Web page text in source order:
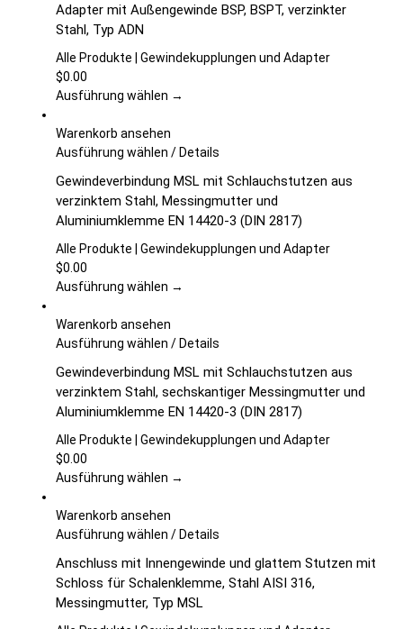
Produktseite
werden
weist
Varianten
Die
auf
Produktseite
gewählt
werden
Adapter mit Außengewinde BSP, BSPT, verzinkter
Stahl, Typ ADN
Alle Produkte | Gewindekupplungen und Adapter
$0.00
Ausführung wählen →
Warenkorb ansehen
Ausführung wählen Dieses
weist
mehrere
Varianten
auf.
Optionen
der
gewählt
werden
/Details
Gewindeverbindung MSL mit Schlauchstutzen aus
verzinktem Stahl, Messingmutter und
Aluminiumklemme EN 14420-3 (DIN 2817)
Alle Produkte | Gewindekupplungen und Adapter
$0.00
Ausführung wählen →
Warenkorb ansehen
Ausführung wählen Dieses
weist
mehrere
Varianten
auf.
Optionen
der
gewählt
werden
/Details
Gewindeverbindung MSL mit Schlauchstutzen aus
verzinktem Stahl, sechskantiger Messingmutter und
Aluminiumklemme EN 14420-3 (DIN 2817)
Alle Produkte | Gewindekupplungen und Adapter
$0.00
Ausführung wählen →
Warenkorb ansehen
Ausführung wählen Dieses
weist
mehrere
Varianten
/Details
Anschluss mit Innengewinde und glattem Stutzen mit
Schloss für Schalenklemme, Stahl AISI 316,
Messingmutter, Typ MSL